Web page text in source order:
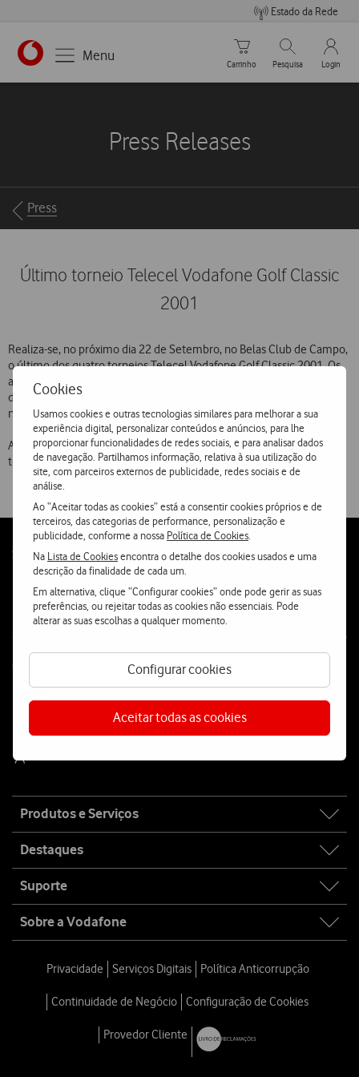
Cookies
Usamos cookies e outras tecnologias similares para melhorar a sua
experiência digital, personalizar conteúdos e anúncios, para lhe
proporcionar funcionalidades de redes sociais, e para analisar dados
de navegação. Partilhamos informação, relativa à sua utilização do
site, com parceiros externos de publicidade, redes sociais e de
análise.
Ao “Aceitar todas as cookies” está a consentir cookies próprios e de
terceiros, das categorias de performance, personalização e
publicidade, conforme a nossa Política de Cookies
Na Lista de Cookiesencontra o detalhe dos cookies usados e uma
descrição da finalidade de cada um.
Em alternativa, clique “Configurar cookies” onde pode gerir as suas
preferências, ou rejeitar todas as cookies não essenciais. Pode
alterar as suas escolhas a qualquer momento.
Configurar cookies
Aceitar todas as cookies
Estado da Rede
https://www.vodafone.pt
Menu
Carrinho de compras
Carrinho
Pesquisar
Pesquisa
My
Login
Press Releases
Breadcrumbs
Press
Último torneio Telecel Vodafone Golf Classic
2001
Realiza-se, no próximo dia 22 de Setembro, no Belas Club de Campo,
o último dos quatro torneios Telecel Vodafone Golf Classic 2001. Os
anteriores torneios tiveram lugar, a 12 de Maio, em Vilamoura, a 24
de Junho, no Campo da Batalha em S. Miguel, Açores e a 7 de Julho,
no Estela Golf Club, no Porto.
A Maseratti e a Hugo Boss associam-se à realização deste último
torneio Telecel Vodafone Golf Classic.
Follow
Social
Contacta-nos
WhatsApp Webchat
map
Produtos e Serviços
Destaques
Suporte
Sobre a Vodafone
Privacidade Serviços Digitais Política Anticorrupção
Continuidade de Negócio Configuração de Cookies
Provedor Cliente